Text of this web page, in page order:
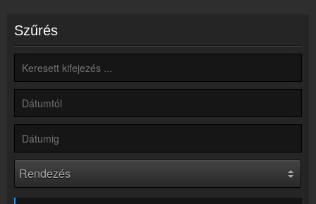
Frekvenciák
Műsorújság
Webkamera
Kapcsolat
Írj nekünk!
Szűrés